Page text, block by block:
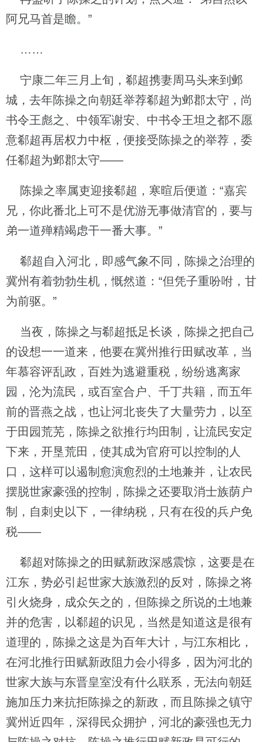
阿兄马首是瞻。”
……
宁康二年三月上旬，郗超携妻周马头来到邺
城，去年陈操之向朝廷举荐郗超为邺郡太守，尚
书令王彪之、中领军谢安、中书令王坦之都不愿
意郗超再居权力中枢，便接受陈操之的举荐，委
任郗超为邺郡太守——
陈操之率属吏迎接郗超，寒暄后便道：“嘉宾
兄，你此番北上可不是优游无事做清官的，要与
弟一道殚精竭虑干一番大事。”
郗超自入河北，即感气象不同，陈操之治理的
冀州有着勃勃生机，慨然道：“但凭子重吩咐，甘
为前驱。”
当夜，陈操之与郗超抵足长谈，陈操之把自己
的设想一一道来，他要在冀州推行田赋改革，当
年慕容评乱政，百姓为逃避重税，纷纷逃离家
园，沦为流民，或百室合户、千丁共籍，而五年
前的晋燕之战，也让河北丧失了大量劳力，以至
于田园荒芜，陈操之欲推行均田制，让流民安定
下来，开垦荒田，使其成为官府可以控制的人
口，这样可以遏制愈演愈烈的土地兼并，让农民
摆脱世家豪强的控制，陈操之还要取消士族荫户
制，自刺史以下，一律纳税，只有在役的兵户免
税——
郗超对陈操之的田赋新政深感震惊，这要是在
江东，势必引起世家大族激烈的反对，陈操之将
引火烧身，成众矢之的，但陈操之所说的土地兼
并的危害，以郗超的识见，当然是知道这是很有
道理的，陈操之这是为百年大计，与江东相比，
在河北推行田赋新政阻力会小得多，因为河北的
世家大族与东晋皇室没有什么联系，无法向朝廷
施加压力来抗拒陈操之的新政，而且陈操之镇守
冀州近四年，深得民众拥护，河北的豪强也无力